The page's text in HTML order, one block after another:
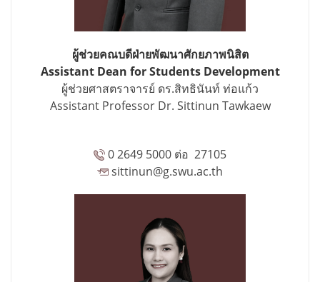
ผู้ช่วยคณบดีฝ่ายพัฒนาศักยภาพนิสิต
Assistant Dean for Students Development
ผู้ช่วยศาสตราจารย์ ดร.สิทธินันท์ ท่อแก้ว
Assistant Professor Dr. Sittinun Tawkaew
0 2649 5000 ต่อ 27105
sittinun@g.swu.ac.th